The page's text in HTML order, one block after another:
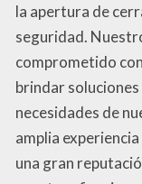
la apertura de
seguridad.
comprometido
brindar
necesidades de
amplia
una gran